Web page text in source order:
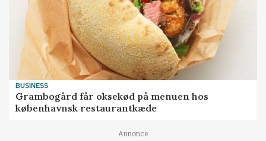
BUSINESS
Grambogård får oksekød på menuen hos
københavnsk restaurantkæde
Annonce